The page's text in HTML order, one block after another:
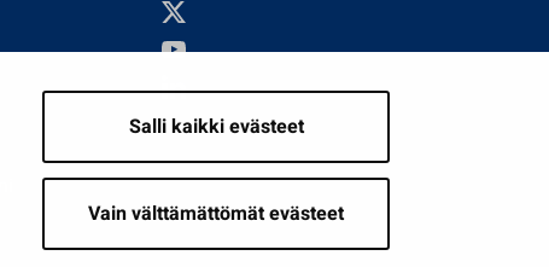
Salli kaikki evästeet
Vain välttämättömät evästeet